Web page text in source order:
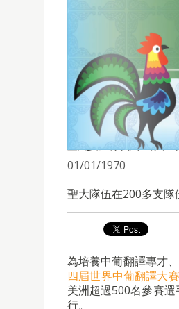
聖大參加“第四屆世界中
01/01/1970
聖大隊伍在200多支隊
為培養中葡翻譯專才
四屆世界中葡翻譯大
美洲超過500名參賽
行。